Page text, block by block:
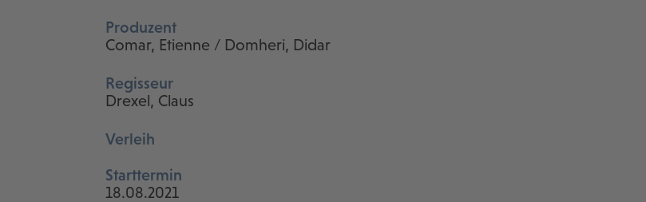
Produzent
Comar, Etienne / Domheri, Didar
Regisseur
Drexel, Claus
Verleih
Starttermin
18.08.2021